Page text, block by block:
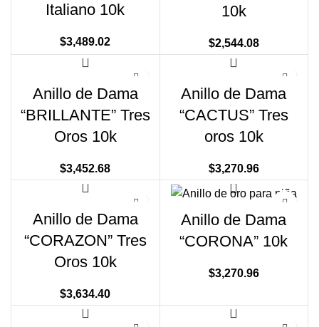
Italiano 10k
$3,489.02
10k
$2,544.08
Anillo de Dama
“BRILLANTE” Tres
Oros 10k
$3,452.68
Anillo de Dama
“CACTUS” Tres
oros 10k
$3,270.96
Anillo de Dama
“CORAZON” Tres
Oros 10k
$3,634.40
Anillo de Dama
“CORONA” 10k
$3,270.96